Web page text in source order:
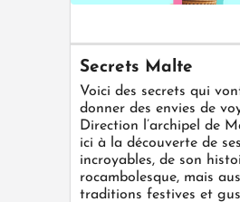
Secrets Malte
Voici des secrets qui
donner des envies de
Direction l’archipel de
ici à la découverte de
incroyables, de son
rocambolesque, mais
traditions festives et